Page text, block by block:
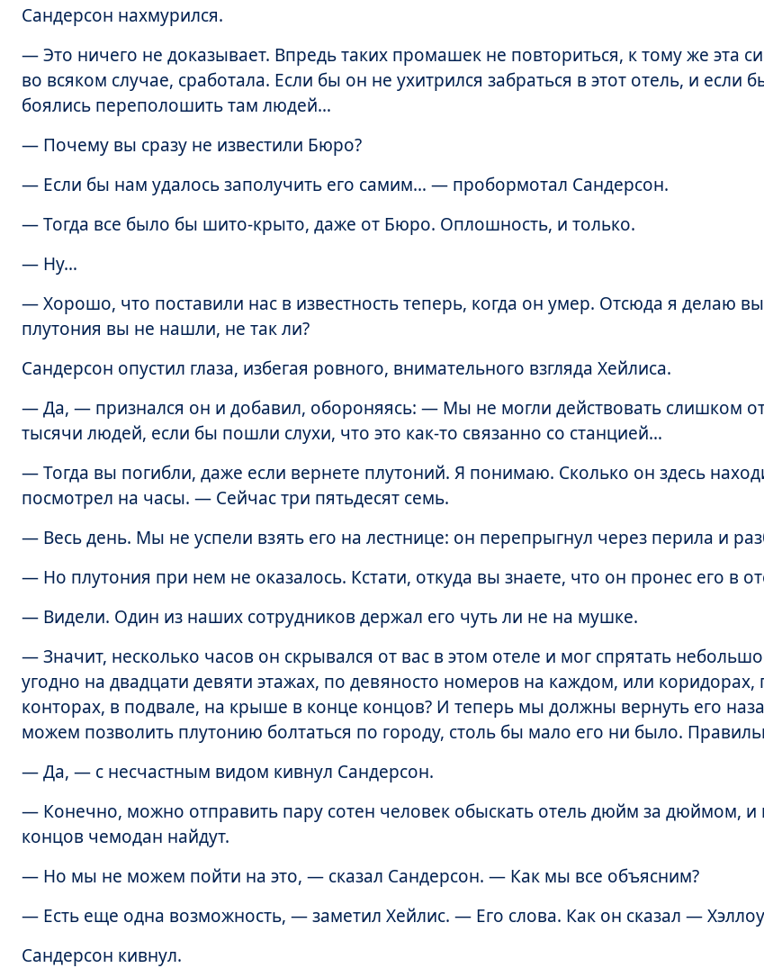
Сандерсон нахмурился.
— Это ничего не доказывает. Впредь таких промашек не повториться, к тому же эта
во всяком случае, сработала. Если бы он не ухитрился забраться в этот отель, и если
боялись переполошить там людей…
— Почему вы сразу не известили Бюро?
— Если бы нам удалось заполучить его самим… — пробормотал Сандерсон.
— Тогда все было бы шито-крыто, даже от Бюро. Оплошность, и только.
— Ну…
— Хорошо, что поставили нас в известность теперь, когда он умер. Отсюда я делаю
плутония вы не нашли, не так ли?
Сандерсон опустил глаза, избегая ровного, внимательного взгляда Хейлиса.
— Да, — признался он и добавил, обороняясь: — Мы не могли действовать слишком
тысячи людей, если бы пошли слухи, что это как-то связанно со станцией…
— Тогда вы погибли, даже если вернете плутоний. Я понимаю. Сколько он здесь
посмотрел на часы. — Сейчас три пятьдесят семь.
— Весь день. Мы не успели взять его на лестнице: он перепрыгнул через перила и
— Но плутония при нем не оказалось. Кстати, откуда вы знаете, что он пронес его в
— Видели. Один из наших сотрудников держал его чуть ли не на мушке.
— Значит, несколько часов он скрывался от вас в этом отеле и мог спрятать
угодно на двадцати девяти этажах, по девяносто номеров на каждом, или коридорах,
конторах, в подвале, на крыше в конце концов? И теперь мы должны вернуть его
можем позволить плутонию болтаться по городу, столь бы мало его ни было.
— Да, — с несчастным видом кивнул Сандерсон.
— Конечно, можно отправить пару сотен человек обыскать отель дюйм за дюймом, и
концов чемодан найдут.
— Но мы не можем пойти на это, — сказал Сандерсон. — Как мы все объясним?
— Есть еще одна возможность, — заметил Хейлис. — Его слова. Как он сказал —
Сандерсон кивнул.